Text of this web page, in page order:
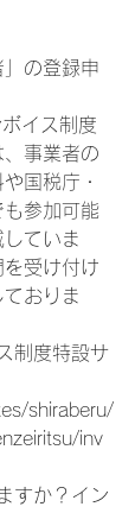
の登録申
事業者の
国税庁・
も参加可能
ていま
受け付け
おりま
shiraberu/
inv